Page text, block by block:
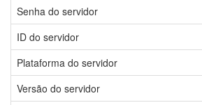
Senha do servidor
ID do servidor
Plataforma do servidor
Versão do servidor